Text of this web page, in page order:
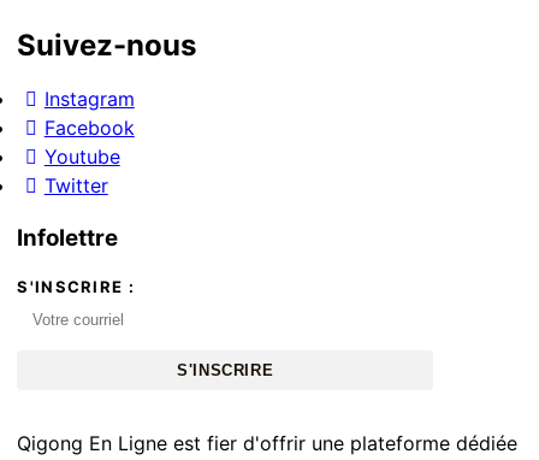
Suivez-nous
Instagram
Facebook
Youtube
Twitter
Infolettre
S'INSCRIRE :
S'INSCRIRE
Qigong En Ligne est fier d'offrir une plateforme dédiée